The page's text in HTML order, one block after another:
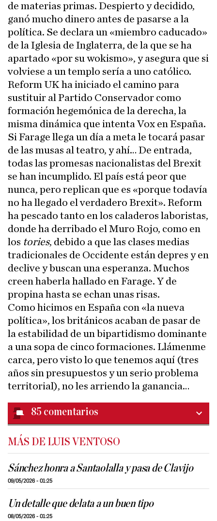
de materias primas. Despierto y decidido,
ganó mucho dinero antes de pasarse a la
política. Se declara un «miembro caducado»
de la Iglesia de Inglaterra, de la que se ha
apartado «por su wokismo», y asegura que si
volviese a un templo sería a uno católico.
Reform UK ha iniciado el camino para
sustituir al Partido Conservador como
formación hegemónica de la derecha, la
misma dinámica que intenta Vox en España.
Si Farage llega un día a meta le tocará pasar
de las musas al teatro, y ahí… De entrada,
todas las promesas nacionalistas del Brexit
se han incumplido. El país está peor que
nunca, pero replican que es «porque todavía
no ha llegado el verdadero Brexit». Reform
ha pescado tanto en los caladeros laboristas,
donde ha derribado el Muro Rojo, como en
los tories, debido a que las clases medias
tradicionales de Occidente están depres y en
declive y buscan una esperanza. Muchos
creen haberla hallado en Farage. Y de
propina hasta se echan unas risas.
Como hicimos en España con «la nueva
política», los británicos acaban de pasar de
la estabilidad de un bipartidismo dominante
a una sopa de cinco formaciones. Llámenme
carca, pero visto lo que tenemos aquí (tres
años sin presupuestos y un serio problema
territorial), no les arriendo la ganancia…
85 comentarios
MÁS DE LUIS VENTOSO
Sánchez honra a Santaolalla y pasa de Clavijo
09/05/2026 - 01:25
Un detalle que delata a un buen tipo
08/05/2026 - 01:25